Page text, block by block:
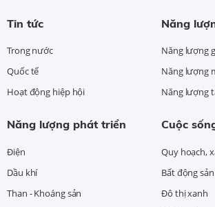
Tin tức
Trong nước
Quốc tế
Hoạt động hiệp hội
Năng
Năng lượng
Năng lượng
Năng lượng
Năng lượng phát triển
Điện
Dầu khí
Than - Khoáng sản
Cuộc
Quy hoạch,
Bất động sản
Đô thị xanh